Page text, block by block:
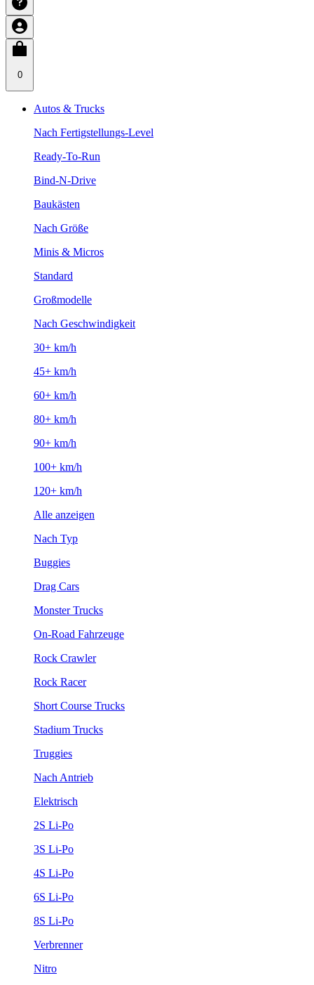
0
Autos & Trucks
Nach Fertigstellungs-Level
Ready-To-Run
Bind-N-Drive
Baukästen
Nach Größe
Minis & Micros
Standard
Großmodelle
Nach Geschwindigkeit
30+ km/h
45+ km/h
60+ km/h
80+ km/h
90+ km/h
100+ km/h
120+ km/h
Alle anzeigen
Nach Typ
Buggies
Drag Cars
Monster Trucks
On-Road Fahrzeuge
Rock Crawler
Rock Racer
Short Course Trucks
Stadium Trucks
Truggies
Nach Antrieb
Elektrisch
2S Li-Po
3S Li-Po
4S Li-Po
6S Li-Po
8S Li-Po
Verbrenner
Nitro